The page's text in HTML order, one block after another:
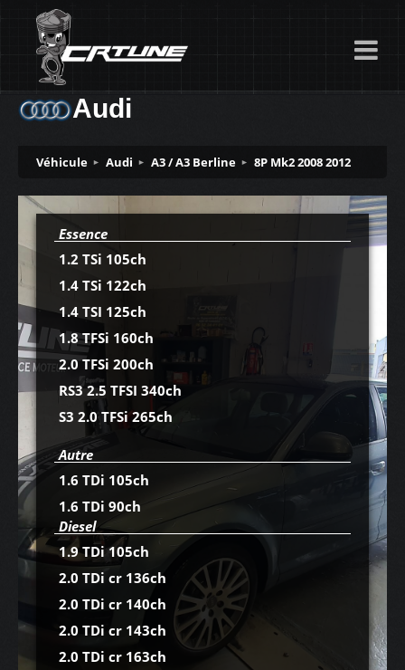
Audi
Véhicule Audi A3 / A3 Berline 8P Mk2 2008 2012
Essence
1.2 TSi 105ch
1.4 TSi 122ch
1.4 TSI 125ch
1.8 TFSi 160ch
2.0 TFSi 200ch
RS3 2.5 TFSI 340ch
S3 2.0 TFSi 265ch
Autre
1.6 TDi 105ch
1.6 TDi 90ch
Diesel
1.9 TDi 105ch
2.0 TDi cr 136ch
2.0 TDi cr 140ch
2.0 TDi cr 143ch
2.0 TDi cr 163ch